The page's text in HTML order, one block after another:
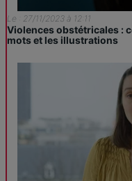
Le : 27/11/2023 à 12:11
Violences obstétricales :
mots et les illustrations